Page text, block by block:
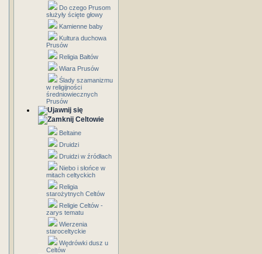
Do czego Prusom
służyły ścięte głowy
Kamienne baby
Kultura duchowa
Prusów
Religia Bałtów
Wiara Prusów
Ślady szamanizmu
w religijności
średniowiecznych
Prusów
Celtowie
Beltaine
Druidzi
Druidzi w źródłach
Niebo i słońce w
mitach celtyckich
Religia
starożytnych Celtów
Religie Celtów -
zarys tematu
Wierzenia
staroceltyckie
Wędrówki dusz u
Celtów